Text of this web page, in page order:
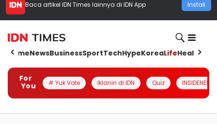
Baca artikel IDN Times lainnya di IDN App Install
HomeNewsBusinessSportTechHypeKoreaLifeHealth
For
You
# Yuk Vote Iklanin di IDN Quiz INSIDENESIA